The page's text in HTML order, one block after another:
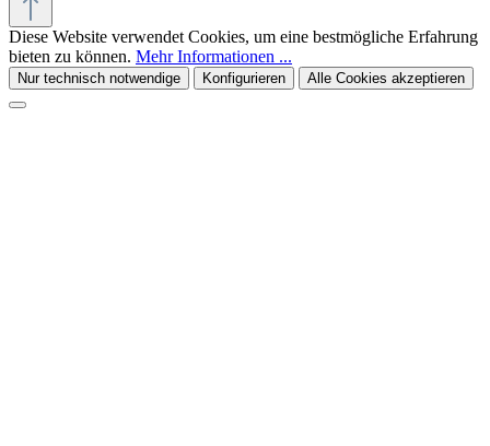
Diese Website verwendet Cookies, um eine bestmögliche Erfahrung
bieten zu können. Mehr Informationen ...
Nur technisch notwendige Konfigurieren Alle Cookies akzeptieren